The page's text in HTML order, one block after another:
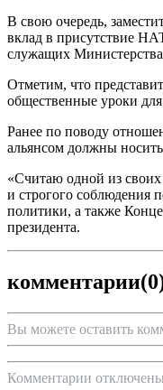
В свою очередь,
вклад в присутствие
служащих
Отметим, что
общественные уроки
Ранее по поводу
альянсом должны
«Считаю одной из
и строгого соблюдения
политики, а также
президента.
комментарии
Вы можете оставить
Комментарии